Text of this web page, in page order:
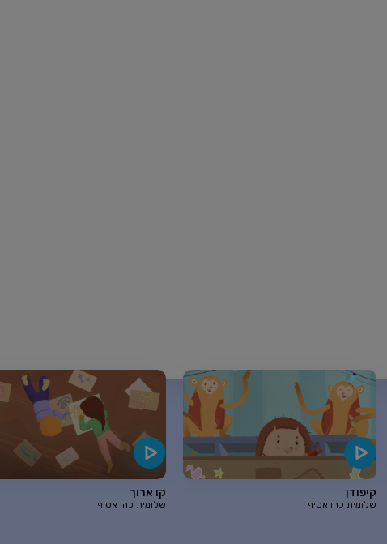
קיפודן
שלומית כהן אסיף
קו ארוך
שלומית כהן אסיף